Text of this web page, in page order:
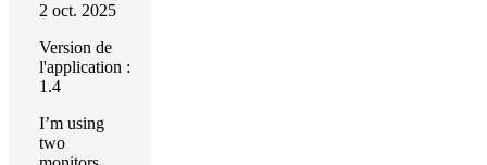
2 oct. 2025
Version de
l'application :
1.4
I’m using
two